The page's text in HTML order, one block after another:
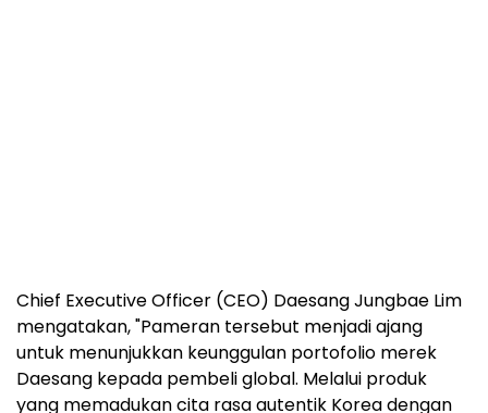
Chief Executive Officer (CEO) Daesang Jungbae Lim